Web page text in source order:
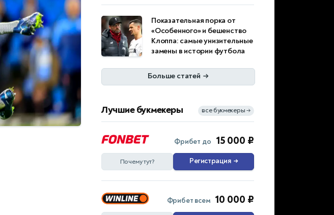
Показательная порка от
«Особенного» и бешенство
Клоппа: самые унизительные
замены в истории футбола
Больше статей →
Лучшие букмекеры все букмекеры →
Фрибет до 15 000 ₽
Почему тут? Регистрация →
Фрибет всем 10 000 ₽